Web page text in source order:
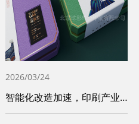
2026/03/24
智能化改造加速，印刷产业竞争力稳步提升